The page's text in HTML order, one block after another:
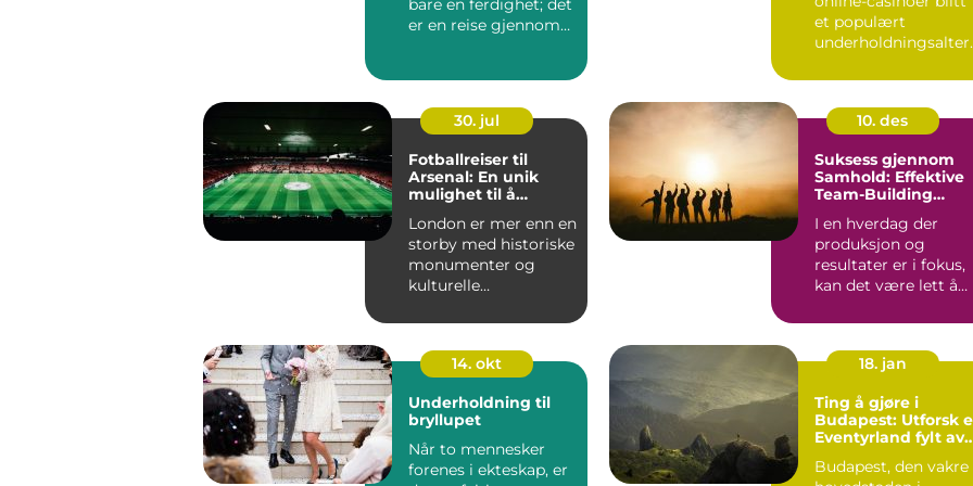
er en reise gjennom
et populært
mennesk...
30. jul
Fotballreiser til
Arsenal: En unik
mulighet til å
London er mer enn en
storby med historiske
monumenter og
kulturelle
også ...
10. des
Suksess gjennom
Samhold: Effektive
Team-Building
I en hverdag der
produksjon og
resultater er i fokus,
kan det være lett å
14. okt
Underholdning til
bryllupet
Når to mennesker
forenes i ekteskap, er
18. jan
Ting å gjøre i
Budapest: Utforsk
Eventyrland fylt av
Budapest, den vakre